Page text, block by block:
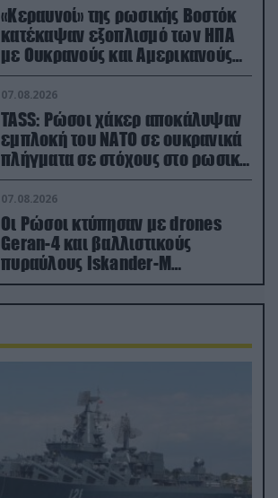
«Κεραυνοί» της ρωσικής Βοστόκ
κατέκαψαν εξοπλισμό των ΗΠΑ
με Ουκρανούς και Αμερικανούς
μισθοφόρους – Δείτε βίντεο
07.08.2026
TASS: Ρώσοι χάκερ αποκάλυψαν
εμπλοκή του ΝΑΤΟ σε ουκρανικά
πλήγματα σε στόχους στο ρωσικό
έδαφος!
07.08.2026
Οι Ρώσοι κτύπησαν με drones
Geran-4 και βαλλιστικούς
πυραύλους Iskander-M
ουκρανικό τρένο με στρατιωτικό
εξοπλισμό